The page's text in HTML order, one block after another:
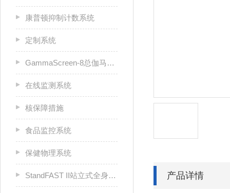
康普顿抑制计数系统
定制系统
GammaScreen-8总伽马筛查计数器
在线监测系统
核保障措施
食品监控系统
保健物理系统
StandFAST II站立式全身计数器 产品详情